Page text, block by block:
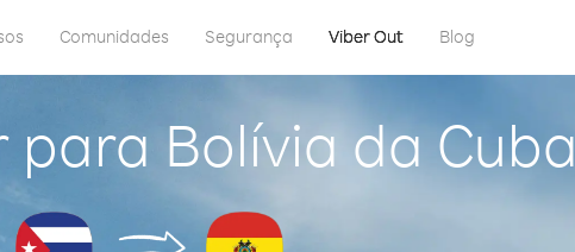
Comunidades Segurança Viber Out Blog
para Bolívia da Cuba